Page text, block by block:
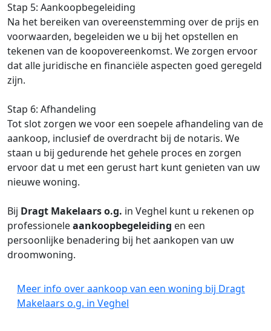
Stap 5: Aankoopbegeleiding
Na het bereiken van overeenstemming over de prijs en
voorwaarden, begeleiden we u bij het opstellen en
tekenen van de koopovereenkomst. We zorgen ervoor
dat alle juridische en financiële aspecten goed geregeld
zijn.
Stap 6: Afhandeling
Tot slot zorgen we voor een soepele afhandeling van de
aankoop, inclusief de overdracht bij de notaris. We
staan u bij gedurende het gehele proces en zorgen
ervoor dat u met een gerust hart kunt genieten van uw
nieuwe woning.
Bij Dragt Makelaars o.g. in Veghel kunt u rekenen op
professioneleaankoopbegeleiding en een
persoonlijke benadering bij het aankopen van uw
droomwoning.
Meer info over aankoop van een woning bij Dragt
Makelaars o.g. in Veghel